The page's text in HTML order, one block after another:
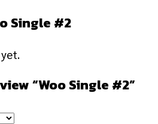
Single #2
“Woo Single #2”